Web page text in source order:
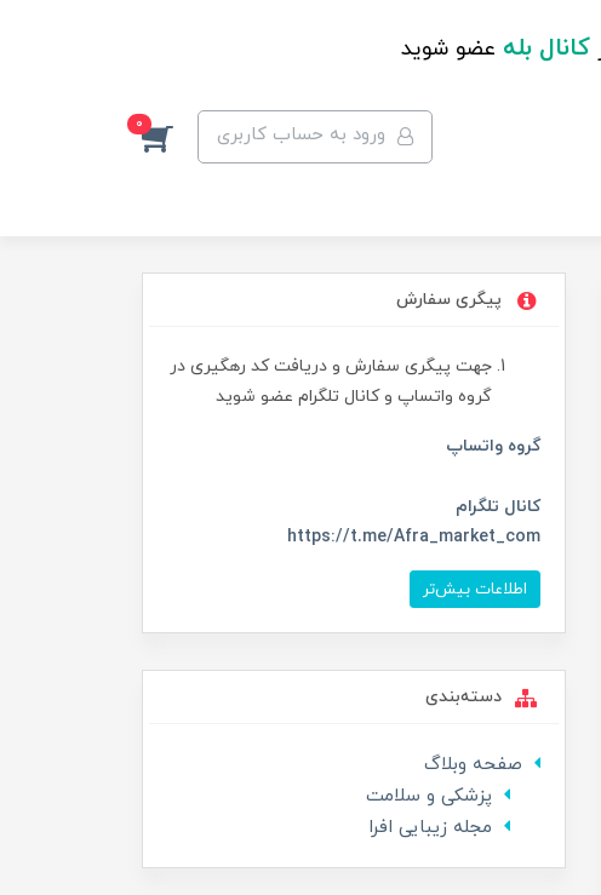
کانال بله عضو شوید
ورود به حساب کاربری 0
پیگری سفارش
جهت پیگری سفارش و دریافت کد رهگیری در
گروه واتساپ و کانال تلگرام عضو شوید
گروه واتساپ
کانال تلگرام
https://t.me/Afra_market_com
اطلاعات بیش‌تر
دسته‌بندی
صفحه وبلاگ
پزشکی و سلامت
مجله زیبایی افرا